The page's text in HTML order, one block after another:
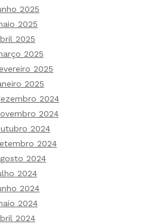
2025
2025
2025
2025
2025
2025
2024
2024
2024
2024
2024
2024
2024
2024
2024